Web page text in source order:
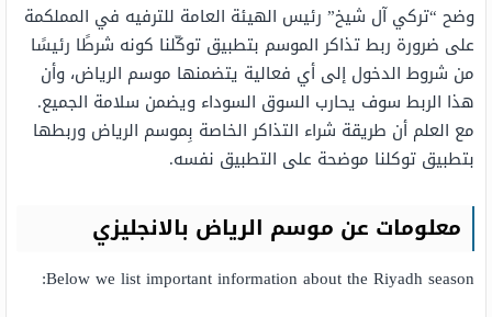
وضح “تركي آل شيخ” رئيس الهيئة العامة للترفيه في المملكمة
على ضرورة ربط تذاكر الموسم بتطبيق توكّلنا كونه شرطًا رئيسًا
من شروط الدخول إلى أي فعالية يتضمنها موسم الرياض، وأن
هذا الربط سوف يحارب السوق السوداء ويضمن سلامة الجميع.
مع العلم أن طريقة شراء التذاكر الخاصة بِموسم الرياض وربطها
بتطبيق توكلنا موضحة على التطبيق نفسه.
معلومات عن موسم الرياض بالانجليزي
Below we list important information about the Riyadh season: